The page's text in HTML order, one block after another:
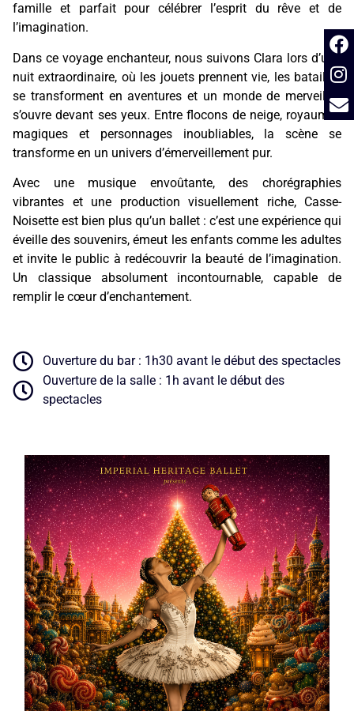
famille et parfait pour célébrer l’esprit du rêve et de
l’imagination.
Dans ce voyage enchanteur, nous suivons Clara lors d’une
nuit extraordinaire, où les jouets prennent vie, les batailles
se transforment en aventures et un monde de merveilles
s’ouvre devant ses yeux. Entre flocons de neige, royaumes
magiques et personnages inoubliables, la scène se
transforme en un univers d’émerveillement pur.
Avec une musique envoûtante, des chorégraphies
vibrantes et une production visuellement riche, Casse-
Noisette est bien plus qu’un ballet : c’est une expérience qui
éveille des souvenirs, émeut les enfants comme les adultes
et invite le public à redécouvrir la beauté de l’imagination.
Un classique absolument incontournable, capable de
remplir le cœur d’enchantement.
Ouverture du bar : 1h30 avant le début des spectacles
Ouverture de la salle : 1h avant le début des
spectacles